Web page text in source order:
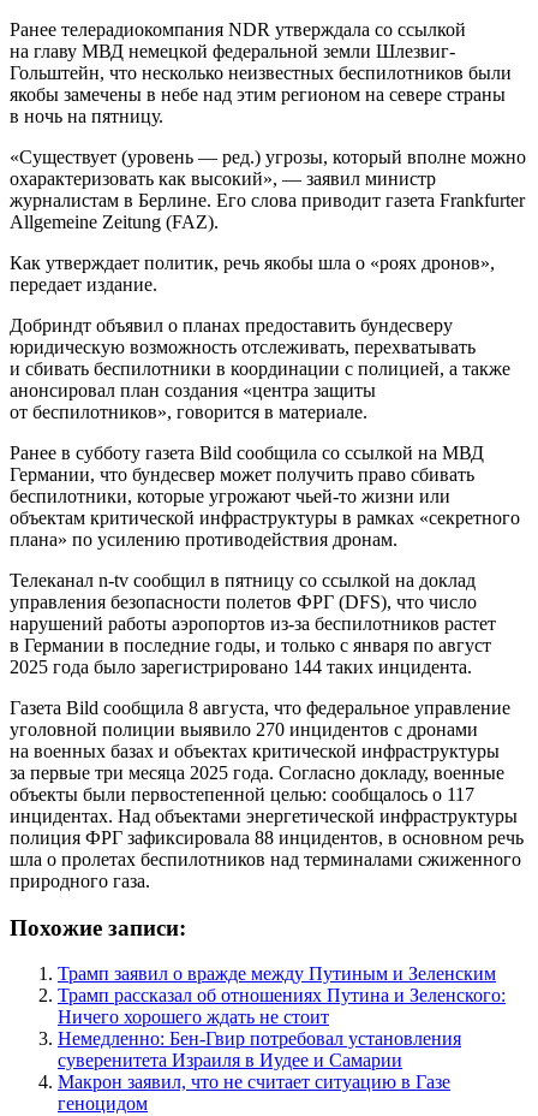
Ранее телерадиокомпания NDR утверждала со ссылкой
на главу МВД немецкой федеральной земли Шлезвиг-
Гольштейн, что несколько неизвестных беспилотников были
якобы замечены в небе над этим регионом на севере страны
в ночь на пятницу.
«Существует (уровень — ред.) угрозы, который вполне можно
охарактеризовать как высокий», — заявил министр
журналистам в Берлине. Его слова приводит газета Frankfurter
Allgemeine Zeitung (FAZ).
Как утверждает политик, речь якобы шла о «роях дронов»,
передает издание.
Добриндт объявил о планах предоставить бундесверу
юридическую возможность отслеживать, перехватывать
и сбивать беспилотники в координации с полицией, а также
анонсировал план создания «центра защиты
от беспилотников», говорится в материале.
Ранее в субботу газета Bild сообщила со ссылкой на МВД
Германии, что бундесвер может получить право сбивать
беспилотники, которые угрожают чьей-то жизни или
объектам критической инфраструктуры в рамках «секретного
плана» по усилению противодействия дронам.
Телеканал n-tv сообщил в пятницу со ссылкой на доклад
управления безопасности полетов ФРГ (DFS), что число
нарушений работы аэропортов из-за беспилотников растет
в Германии в последние годы, и только с января по август
2025 года было зарегистрировано 144 таких инцидента.
Газета Bild сообщила 8 августа, что федеральное управление
уголовной полиции выявило 270 инцидентов с дронами
на военных базах и объектах критической инфраструктуры
за первые три месяца 2025 года. Согласно докладу, военные
объекты были первостепенной целью: сообщалось о 117
инцидентах. Над объектами энергетической инфраструктуры
полиция ФРГ зафиксировала 88 инцидентов, в основном речь
шла о пролетах беспилотников над терминалами сжиженного
природного газа.
Похожие записи:
Трамп заявил о вражде между Путиным и Зеленским
Трамп рассказал об отношениях Путина и Зеленского:
Ничего хорошего ждать не стоит
Немедленно: Бен-Гвир потребовал установления
суверенитета Израиля в Иудее и Самарии
Макрон заявил, что не считает ситуацию в Газе
геноцидом